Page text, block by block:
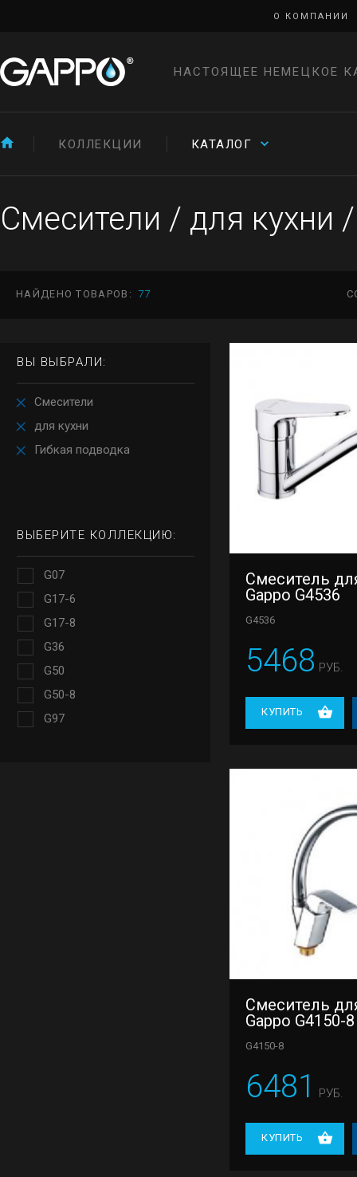
О КОМПАНИИ
НАСТОЯЩЕЕ НЕМЕЦКОЕ
КОЛЛЕКЦИИ КАТАЛОГ
Смесители / для кухни /
НАЙДЕНО ТОВАРОВ: 77
ВЫ ВЫБРАЛИ:
Смесители
для кухни
Гибкая подводка
ВЫБЕРИТЕ КОЛЛЕКЦИЮ:
G07
G17-6
G17-8
G36
G50
G50-8
G97
Смеситель
Gappo G4536
G4536
5468 РУБ.
КУПИТЬ
Смеситель
Gappo G4150-8
G4150-8
6481 РУБ.
КУПИТЬ